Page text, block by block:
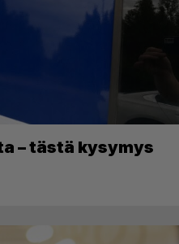
– tästä kysymys